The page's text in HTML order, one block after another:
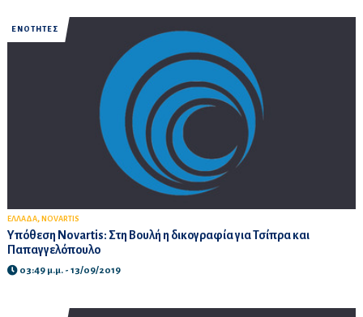
ΕΝΟΤΗΤΕΣ
ΕΛΛΑΔΑ, NOVARTIS
Υπόθεση Novartis: Στη Βουλή η δικογραφία για Τσίπρα και
Παπαγγελόπουλο
03:49 μ.μ. - 13/09/2019